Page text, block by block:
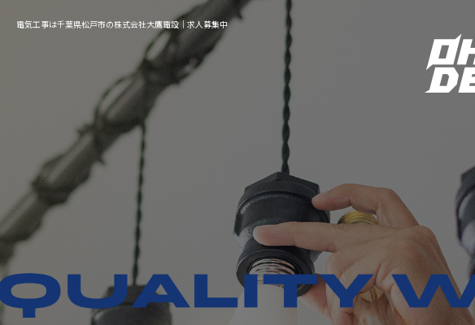
電気工事は千葉県松戸市の株式会社大鷹電設｜求人募集中